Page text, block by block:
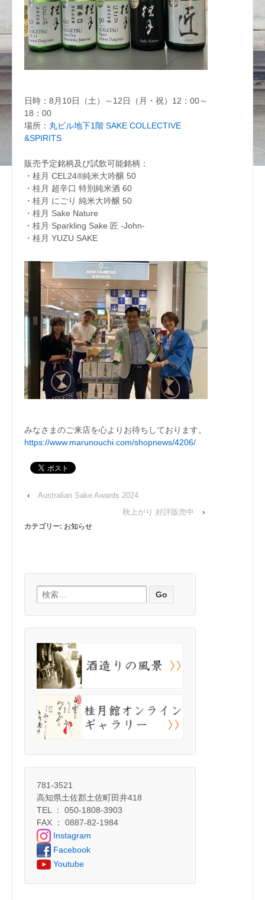
日時：8月10日（土）～12日（月・祝）12：00～
18：00
場所： 丸ビル地下1階 SAKE COLLECTIVE
&SPIRITS
販売予定銘柄及び試飲可能銘柄：
・桂月 CEL24®純米大吟醸 50
・桂月 超辛口 特別純米酒 60
・桂月 にごり 純米大吟醸 50
・桂月 Sake Nature
・桂月 Sparkling Sake 匠 -John-
・桂月 YUZU SAKE
みなさまのご来店を心よりお待ちしております。
https://www.marunouchi.com/shopnews/4206/
‹
Australian Sake Awards 2024
秋上がり 好評販売中
›
カテゴリー: お知らせ
検索:
781-3521
高知県土佐郡土佐町田井418
TEL ： 050-1808-3903
FAX ： 0887-82-1984
Instagram
Facebook
Youtube